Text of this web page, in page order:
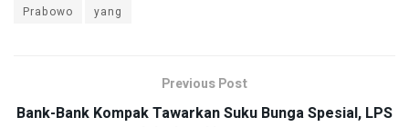
Prabowo
yang
Previous Post
Bank-Bank Kompak Tawarkan Suku Bunga Spesial, LPS